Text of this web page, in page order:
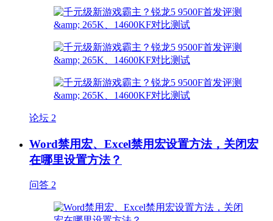
论坛 2
Word禁用宏、Excel禁用宏设置方法，关闭宏
在哪里设置方法？
问答 2